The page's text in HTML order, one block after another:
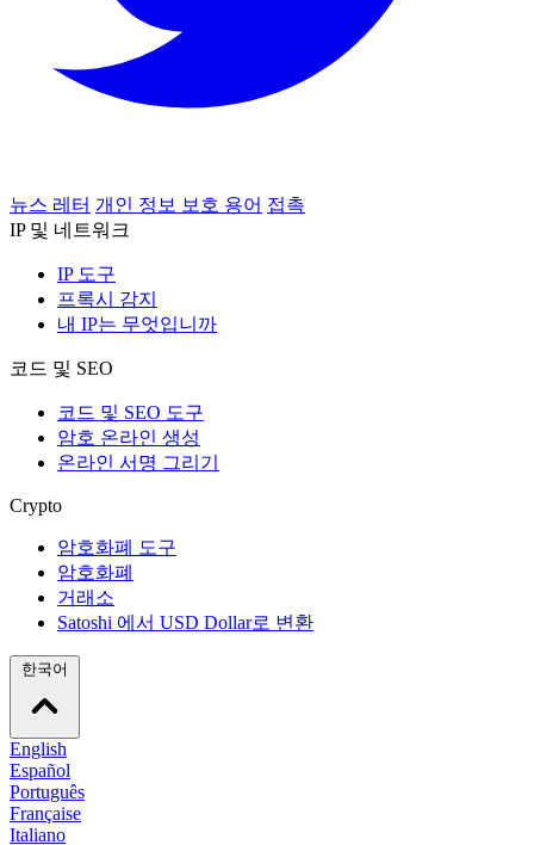
뉴스 레터 개인 정보 보호 용어 접촉
IP 및 네트워크
IP 도구
프록시 감지
내 IP는 무엇입니까
코드 및 SEO
코드 및 SEO 도구
암호 온라인 생성
온라인 서명 그리기
Crypto
암호화폐 도구
암호화폐
거래소
Satoshi 에서 USD Dollar로 변환
English
Español
Português
Française
Italiano